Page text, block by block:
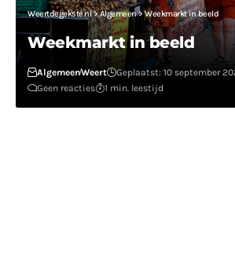
Weertdegekste.nl>Algemeen>Weekmarkt in beeld
Weekmarkt in beeld
AlgemeenWeert
Geplaatst: 10 september
Geen reacties
1 min. leestijd